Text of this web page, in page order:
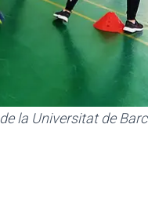
de la Universitat de